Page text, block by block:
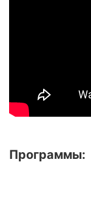
Программы: